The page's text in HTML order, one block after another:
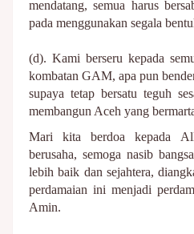
mendatang, semua harus
pada menggunakan segala
(d). Kami berseru kepada
kombatan GAM, apa pun
supaya tetap bersatu teguh
membangun Aceh yang
Mari kita berdoa kepada
berusaha, semoga nasib
lebih baik dan sejahtera,
perdamaian ini menjadi
Amin.